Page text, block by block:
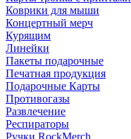
Коврики для мыши
Концертный мерч
Курящим
Линейки
Пакеты подарочные
Печатная продукция
Подарочные Карты
Противогазы
Развлечение
Респираторы
Ручки RockMerch